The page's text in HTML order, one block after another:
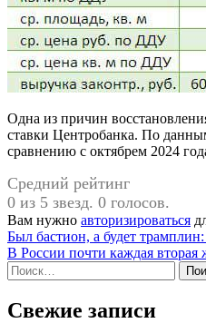
Одна из причин
ставки Центробанка. По
сравнению с октябрем 2024
Средний рейтинг
0 из 5 звезд. 0 голосов.
Вам нужно авторизироваться
Навигация
по
записям
Был бастион, а будет
В России почти каждая вторая
Найти:
Свежие записи